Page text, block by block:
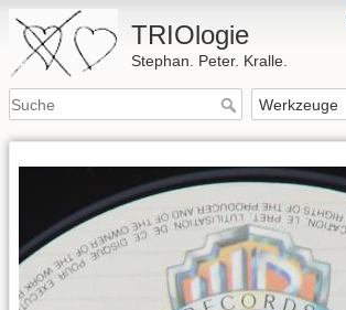
TRIOlogie
Stephan. Peter. Kralle.